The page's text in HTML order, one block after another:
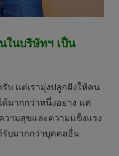
ในบริษัทฯ เป็น
รับ แต่เรามุ่งปลูกฝังให้คน
มากกว่าหนึ่งอย่าง แต่
ามสุขและความแข็งแรง
บมากกว่าบุคคลอื่น